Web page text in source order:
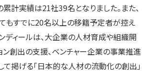
計実績は21社39名となりました。また、
もすでに20名以上の移籍予定者が控え
ディールは、大企業の人材育成や組織開
ン創出の支援、ベンチャー企業の事業推進
て掲げる「日本的な人材の流動化の創出」